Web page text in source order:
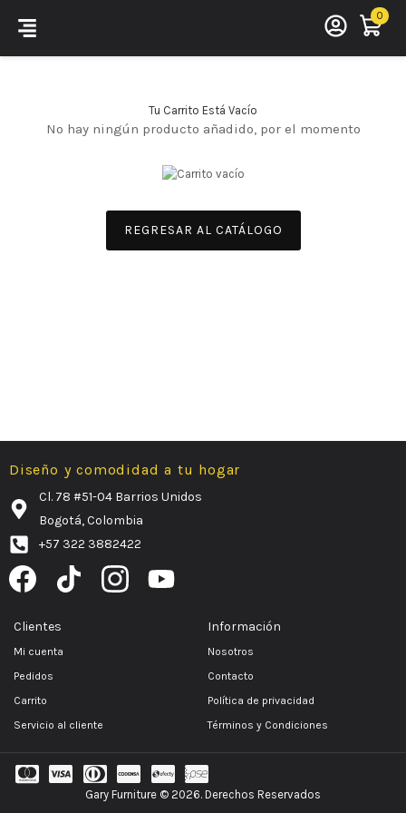
OPEN0
Cart
Tu Carrito Está Vacío
No hay ningún producto añadido, por el momento
REGRESAR AL CATÁLOGO
Diseño y comodidad a tu hogar
Cl. 78 #51-04 Barrios Unidos
Bogotá, Colombia
+57 322 3882422
Y
Clientes
Mi cuenta
Pedidos
Carrito
Servicio al cliente
Información
Nosotros
Contacto
Política de privacidad
Términos y Condiciones
Gary Furniture © 2026. Derechos Reservados